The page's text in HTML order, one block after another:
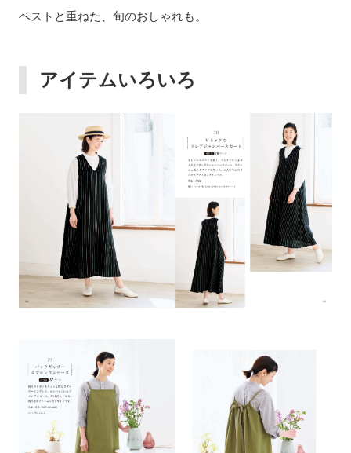
ベストと重ねた、旬のおしゃれも。
アイテムいろいろ